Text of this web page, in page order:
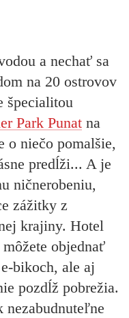
a nechať sa
na 20 ostrovov
špecialitou
Park Punat na
o niečo pomalšie,
predĺži... A je
ničnerobeniu,
zážitky z
krajiny. Hotel
objednať
bikoch, ale aj
pozdĺž pobrežia.
nezabudnuteľne